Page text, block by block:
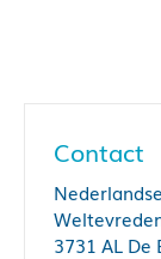
Contact
3731 AL De